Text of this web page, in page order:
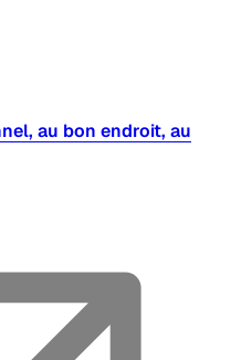
au bon endroit, au